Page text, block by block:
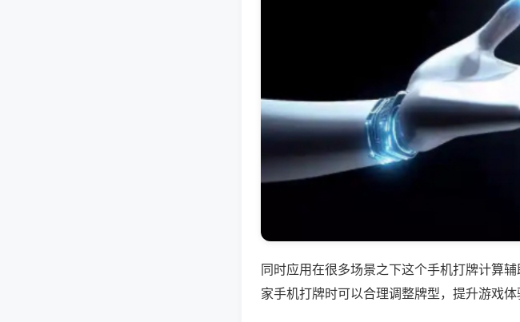
同时应用在很多场景之下这个手机打牌计算
家手机打牌时可以合理调整牌型，提升游戏体